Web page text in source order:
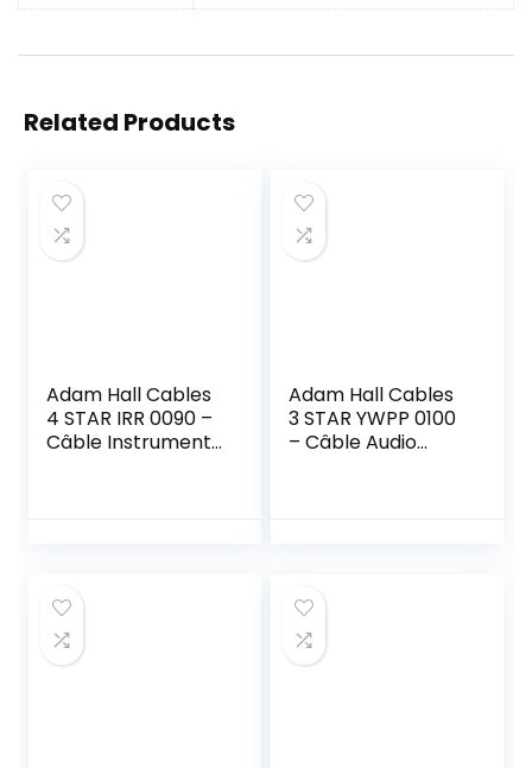
Related Products
Adam Hall Cables
4 STAR IRR 0090 –
Câble Instrument
Adam Hall Cables
3 STAR YWPP 0100
– Câble Audio